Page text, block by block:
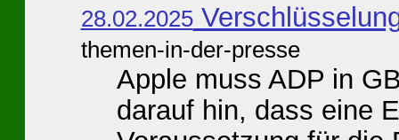
28.02.2025
themen-in-der-presse
Apple muss ADP in
darauf hin, dass eine